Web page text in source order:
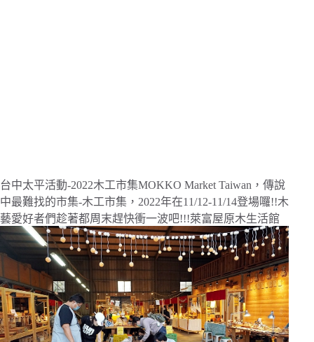
台中太平活動-2022木工市集MOKKO Market Taiwan，傳說
中最難找的市集-木工市集，2022年在11/12-11/14登場囉!!木
藝愛好者們趁著都周末趕快衝一波吧!!!萊富屋原木生活館